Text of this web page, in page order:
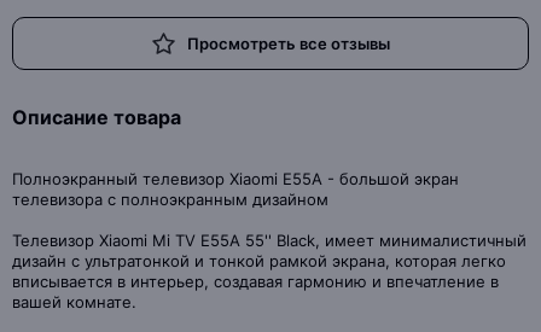
Просмотреть все отзывы
Описание товара
Полноэкранный телевизор Xiaomi E55A - большой экран
телевизора с полноэкранным дизайном
Телевизор Xiaomi Mi TV Е55А 55'' Black, имеет минималистичный
дизайн с ультратонкой и тонкой рамкой экрана, которая легко
вписывается в интерьер, создавая гармонию и впечатление в
вашей комнате.